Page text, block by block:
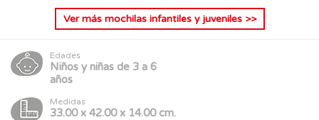
Ver más mochilas infantiles y juveniles>>
Edades
Niños y niñas de 3 a 6
años
Medidas
33.00 x 42.00 x 14.00 cm.